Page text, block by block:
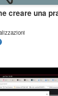
creare una